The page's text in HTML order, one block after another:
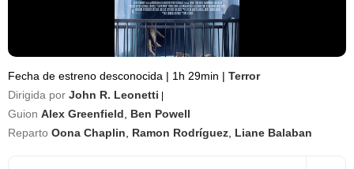
Fecha de estreno desconocida | 1h 29min | Terror
Dirigida por John R. Leonetti
Guion Alex Greenfield
Ben Powell
Reparto Oona Chaplin Ramon Rodríguez Liane Balaban